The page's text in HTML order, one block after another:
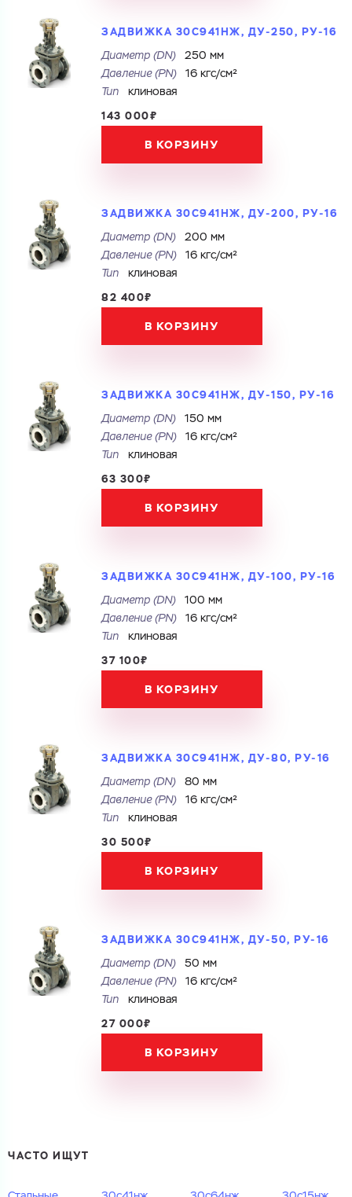
Купить как физ. лицо
Купить как юр. лицо
и укажите какую информацию вы хотите по ним
получить. Мы свяжемся с вами в ближайшее время.
Запросить КП
ЗАДВИЖКА 30С941НЖ, ДУ-250, РУ-16
Диаметр (DN)
250 мм
Давление (PN)
16 кгс/см²
Тип
клиновая
143 000₽
В КОРЗИНУ
ЗАДВИЖКА 30С941НЖ, ДУ-200, РУ-16
Диаметр (DN)
200 мм
Давление (PN)
16 кгс/см²
Тип
клиновая
82 400₽
В КОРЗИНУ
ЗАДВИЖКА 30С941НЖ, ДУ-150, РУ-16
Диаметр (DN)
150 мм
Давление (PN)
16 кгс/см²
Тип
клиновая
63 300₽
В КОРЗИНУ
ЗАДВИЖКА 30С941НЖ, ДУ-100, РУ-16
Диаметр (DN)
100 мм
Давление (PN)
16 кгс/см²
Тип
клиновая
37 100₽
В КОРЗИНУ
ЗАДВИЖКА 30С941НЖ, ДУ-80, РУ-16
Диаметр (DN)
80 мм
Давление (PN)
16 кгс/см²
Тип
клиновая
30 500₽
В КОРЗИНУ
ЗАДВИЖКА 30С941НЖ, ДУ-50, РУ-16
Диаметр (DN)
50 мм
Давление (PN)
16 кгс/см²
Тип
клиновая
27 000₽
В КОРЗИНУ
ЧАСТО ИЩУТ